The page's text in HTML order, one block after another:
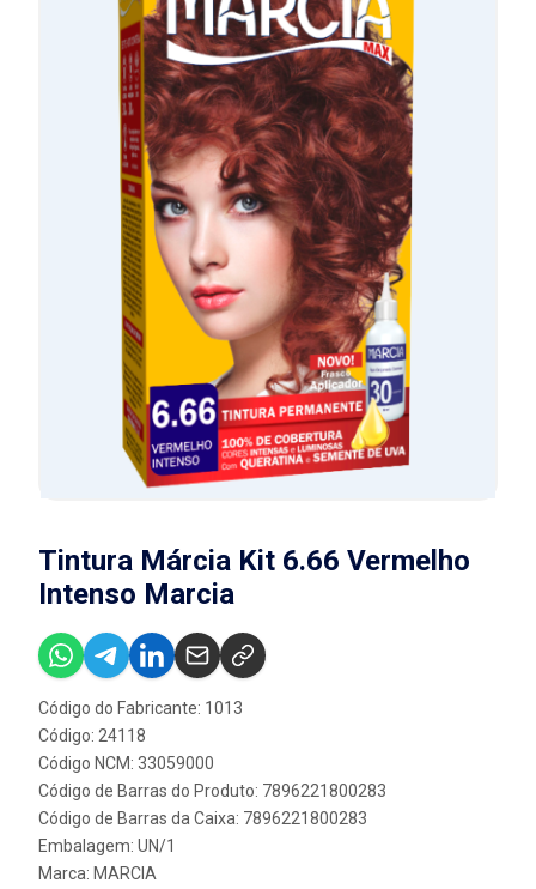
Tintura Márcia Kit 6.66 Vermelho
Intenso Marcia
Código do Fabricante: 1013
Código: 24118
Código NCM: 33059000
Código de Barras do Produto: 7896221800283
Código de Barras da Caixa: 7896221800283
Embalagem: UN/1
Marca: MARCIA